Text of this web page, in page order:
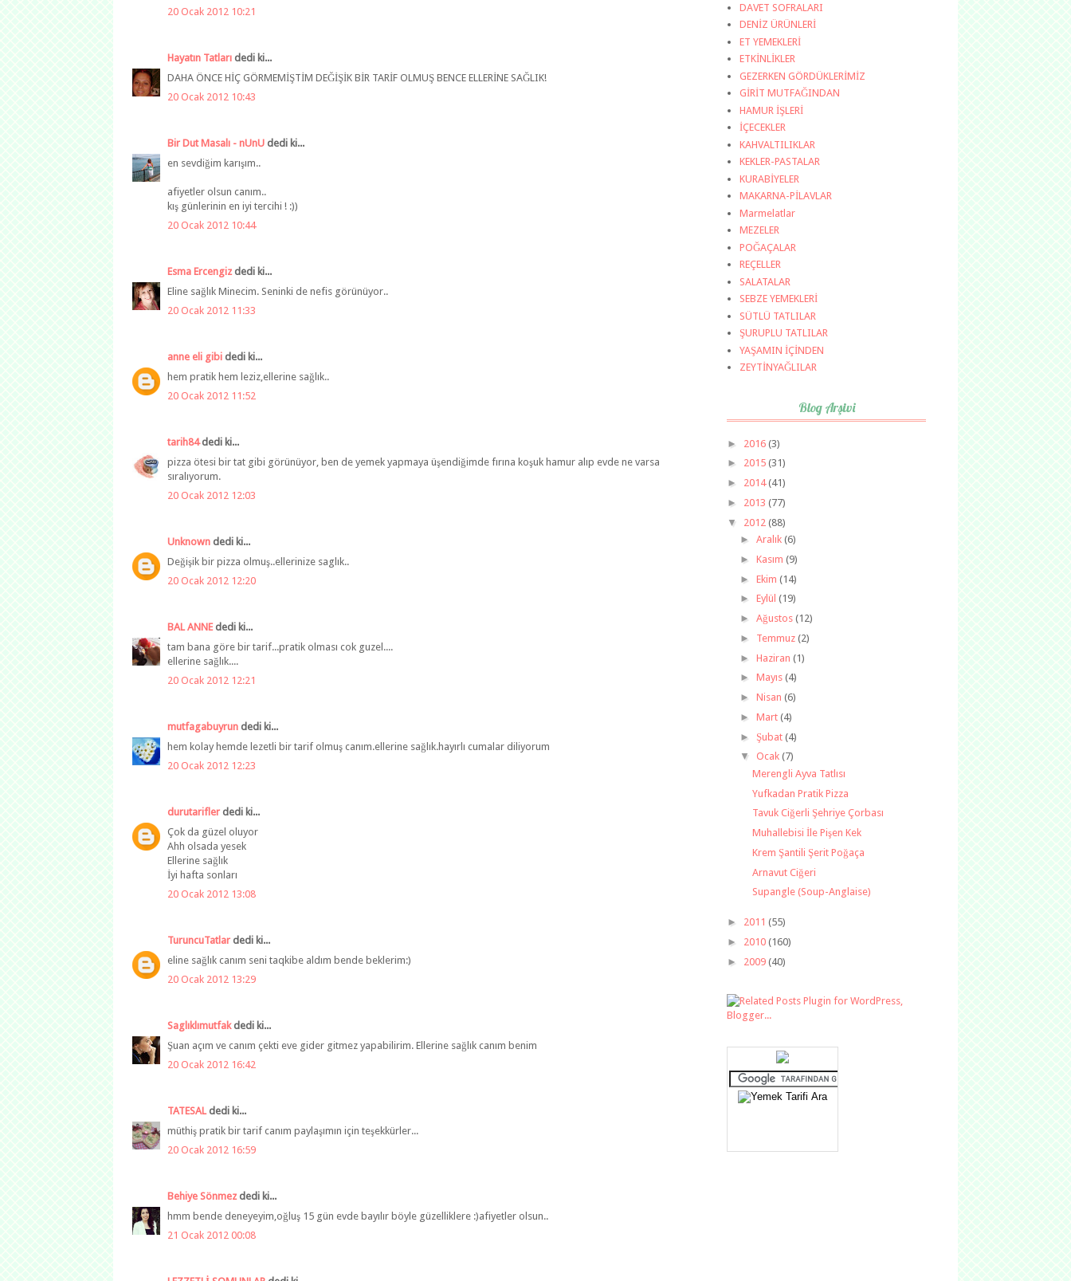
20 Ocak 2012 10:21
Hayatın Tatları dedi ki...
DAHA ÖNCE HİÇ GÖRMEMİŞTİM DEĞİŞİK BİR TARİF OLMUŞ BENCE ELLERİNE SAĞLIK!
20 Ocak 2012 10:43
Bir Dut Masalı - nUnU dedi ki...
en sevdiğim karışım..
afiyetler olsun canım..
kış günlerinin en iyi tercihi ! :))
20 Ocak 2012 10:44
Esma Ercengiz dedi ki...
Eline sağlık Minecim. Seninki de nefis görünüyor..
20 Ocak 2012 11:33
anne eli gibi dedi ki...
hem pratik hem leziz,ellerine sağlık..
20 Ocak 2012 11:52
tarih84dedi ki...
pizza ötesi bir tat gibi görünüyor, ben de yemek yapmaya üşendiğimde fırına koşuk hamur alıp evde ne varsa
sıralıyorum.
20 Ocak 2012 12:03
Unknown dedi ki...
Değişik bir pizza olmuş..ellerinize saglık..
20 Ocak 2012 12:20
BAL ANNEdedi ki...
tam bana göre bir tarif...pratik olması cok guzel....
ellerine sağlık....
20 Ocak 2012 12:21
mutfagabuyrun dedi ki...
hem kolay hemde lezetli bir tarif olmuş canım.ellerine sağlık.hayırlı cumalar diliyorum
20 Ocak 2012 12:23
durutarifler dedi ki...
Çok da güzel oluyor
Ahh olsada yesek
Ellerine sağlık
İyi hafta sonları
20 Ocak 2012 13:08
TuruncuTatlar dedi ki...
eline sağlık canım seni taqkibe aldım bende beklerim:)
20 Ocak 2012 13:29
Saglıklımutfakdedi ki...
Şuan açım ve canım çekti eve gider gitmez yapabilirim. Ellerine sağlık canım benim
20 Ocak 2012 16:42
TATESALdedi ki...
müthiş pratik bir tarif canım paylaşımın için teşekkürler...
20 Ocak 2012 16:59
Behiye Sönmez dedi ki...
hmm bende deneyeyim,oğluş 15 gün evde bayılır böyle güzelliklere :)afiyetler olsun..
21 Ocak 2012 00:08
DAVET SOFRALARI
DENİZ ÜRÜNLERİ
ET YEMEKLERİ
ETKİNLİKLER
GEZERKEN GÖRDÜKLERİMİZ
GİRİT MUTFAĞINDAN
HAMUR İŞLERİ
İÇECEKLER
KAHVALTILIKLAR
KEKLER-PASTALAR
KURABİYELER
MAKARNA-PİLAVLAR
Marmelatlar
MEZELER
POĞAÇALAR
REÇELLER
SALATALAR
SEBZE YEMEKLERİ
SÜTLÜ TATLILAR
ŞURUPLU TATLILAR
YAŞAMIN İÇİNDEN
ZEYTİNYAĞLILAR
Blog Arşivi
► 2016 (3)
► 2015 (31)
► 2014(41)
► 2013 (77)
▼ 2012 (88)
► Aralık (6)
► Kasım (9)
► Ekim (14)
► Eylül (19)
► Ağustos (12)
► Temmuz (2)
► Haziran (1)
► Mayıs (4)
► Nisan (6)
► Mart (4)
► Şubat (4)
▼ Ocak (7)
Merengli Ayva Tatlısı
Yufkadan Pratik Pizza
Tavuk Ciğerli Şehriye Çorbası
Muhallebisi İle Pişen Kek
Krem Şantili Şerit Poğaça
Arnavut Ciğeri
Supangle (Soup-Anglaise)
► 2011 (55)
► 2010 (160)
► 2009 (40)